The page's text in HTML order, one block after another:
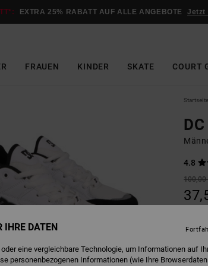
EXTRA 25% RABATT AUF ALLE ANGEBOTE Jetzt
FRAUEN KINDER SKATE COURT
Startseite
4.8
100,00
Farbe
IHRE DATEN
eine vergleichbare Technologie, um Informationen auf
personenbezogenen Informationen (wie Ihre